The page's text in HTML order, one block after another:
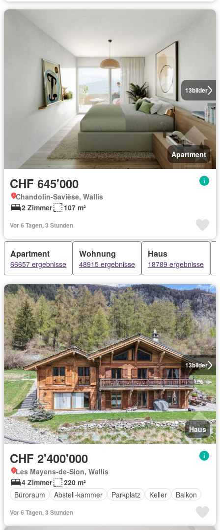
13bilder
Apartment
CHF 645'000
Chandolin-Savièse, Wallis
2 Zimmer
107 m²
Vor 6 Tagen, 3 Stunden
Apartment
66657 ergebnisse
Wohnung
48915 ergebnisse
Haus
18789 ergebnisse
13bilder
Haus
CHF 2'400'000
Les Mayens-de-Sion, Wallis
4 Zimmer
220 m²
Büroraum
Abstell-kammer Parkplatz Keller Balkon
Vor 6 Tagen, 3 Stunden